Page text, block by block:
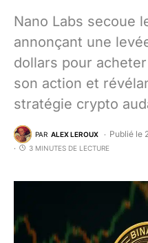
Nano Labs secoue
annonçant une
dollars pour
son action et
stratégie crypto
PAR ALEX LEROUX Publié le
3 MINUTES DE LECTURE